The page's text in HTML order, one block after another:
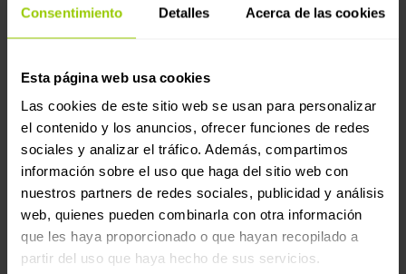
Consentimiento Detalles Acerca de las cookies
Esta página web usa cookies
Las cookies de este sitio web se usan para personalizar
el contenido y los anuncios, ofrecer funciones de redes
sociales y analizar el tráfico. Además, compartimos
información sobre el uso que haga del sitio web con
nuestros partners de redes sociales, publicidad y análisis
web, quienes pueden combinarla con otra información
que les haya proporcionado o que hayan recopilado a
partir del uso que haya hecho de sus servicios.
más fácilmente al obtener todos los datos de
combustible de diferentes tarjetas de combustible
Cómo funciona:
Necesitarás cuentas de Mapon y Circle K, así
como una tarjeta de combustible de Circle K.
Después, ¡simplemente sigue las instrucciones que
se encuentran en el Centro de ayuda!
Las compras se registran en el sistema de Circle K
y, a continuación, la información se envía a la